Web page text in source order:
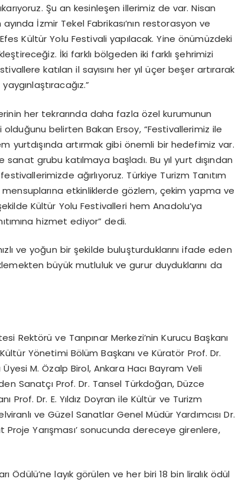
Şu an kesinleşen illerimiz de var. Nisan
İzmir Tekel Fabrikası’nın restorasyon ve
Kültür Yolu Festivali yapılacak. Yine önümüzdeki
İki farklı bölgeden iki farklı şehrimizi
katılan il sayısını her yıl üçer beşer artırarak
her tekrarında daha fazla özel kurumunun
belirten Bakan Ersoy, “Festivallerimiz ile
yurtdışında artırmak gibi önemli bir hedefimiz var.
grubu katılmaya başladı. Bu yıl yurt dışından
ağırlıyoruz. Türkiye Turizm Tanıtım
mensuplarına etkinliklerde gözlem, çekim yapma ve
Kültür Yolu Festivalleri hem Anadolu’ya
hizmet ediyor” dedi.
ve yoğun bir şekilde buluşturduklarını ifade eden
büyük mutluluk ve gurur duyduklarını da
Rektörü ve Tanpınar Merkezi’nin Kurucu Başkanı
Yönetimi Bölüm Başkanı ve Küratör Prof. Dr.
M. Özalp Birol, Ankara Hacı Bayram Veli
Sanatçı Prof. Dr. Tansel Türkdoğan, Düzce
Prof. Dr. E. Yıldız Doyran ile Kültür ve Turizm
ve Güzel Sanatlar Genel Müdür Yardımcısı Dr.
Proje Yarışması’ sonucunda dereceye girenlere,
Ödülü’ne layık görülen ve her biri 18 bin liralık ödül